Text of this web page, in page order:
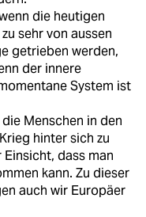
die heutigen
sehr von aussen
getrieben werden,
der innere
System ist
Menschen in den
hinter sich zu
dass man
kann. Zu dieser
auch wir Europäer